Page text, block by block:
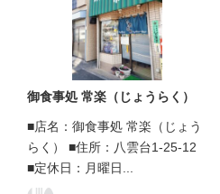
御食事処 常楽（じょうらく）
■店名：御食事処 常楽（じょう
らく） ■住所：八雲台1-25-12
■定休日：月曜日...